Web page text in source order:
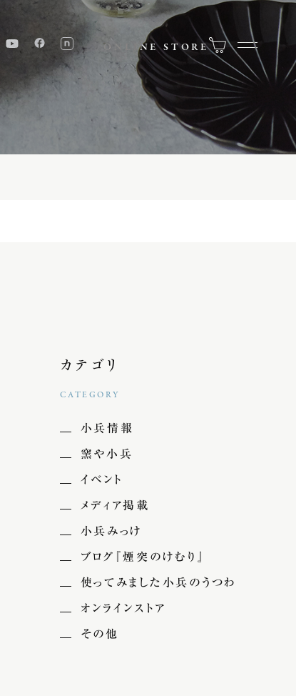
ONLINE STORE
カテゴリ
CATEGORY
小兵情報
窯や小兵
イベント
メディア掲載
小兵みっけ
ブログ『煙突のけむり』
使ってみました小兵のうつわ
オンラインストア
その他